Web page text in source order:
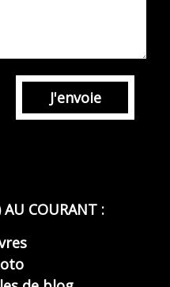
J'envoie
AU COURANT :